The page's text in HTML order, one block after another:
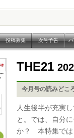
投稿募集 次号予告 バ
THE21
今月号の読みどこ
人生後半が充実
と。では、自分
か？ 本特集では